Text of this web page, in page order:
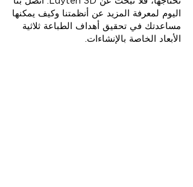
اليوم لمعرفة المزيد عن أنظمتنا وكيف يمكنها
مساعدتك في تحقيق أهداف الطباعة ثلاثية
الأبعاد الخاصة بالإنشاءات.